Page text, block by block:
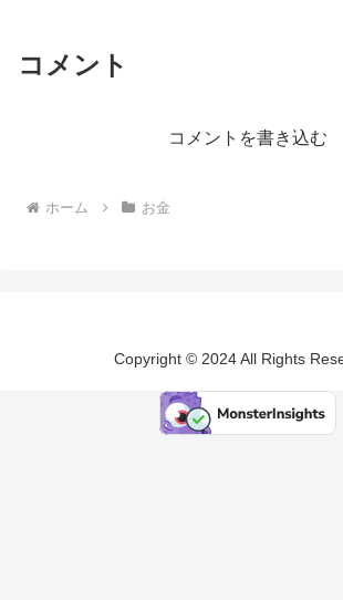
コメント
コメントを書き込む
ホーム お金
Copyright © 2024 All Rights